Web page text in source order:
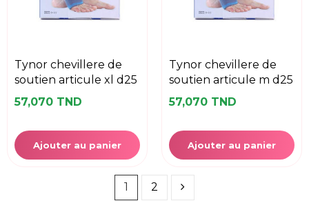
tynor chevillere de
soutien articule xl d25
57,070 TND
Ajouter au panier
tynor chevillere de
soutien articule m d25
57,070 TND
Ajouter au panier
1 2